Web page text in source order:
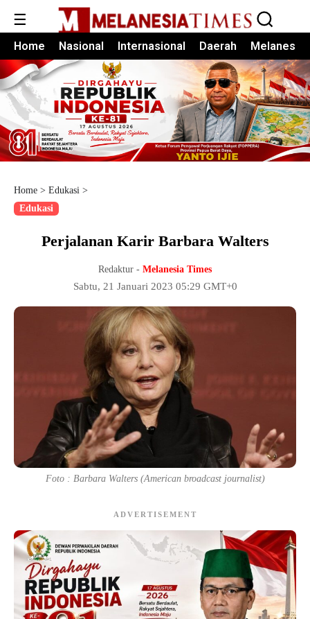
☰
Home Nasional Internasional Daerah Melanesia
Home > Edukasi >
Edukasi
Perjalanan Karir Barbara Walters
Redaktur - Melanesia Times
Sabtu, 21 Januari 2023 05:29 GMT+0
Foto : Barbara Walters (American broadcast journalist)
ADVERTISEMENT